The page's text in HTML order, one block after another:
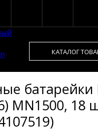
КАТАЛОГ
батарейки
MN1500, 18